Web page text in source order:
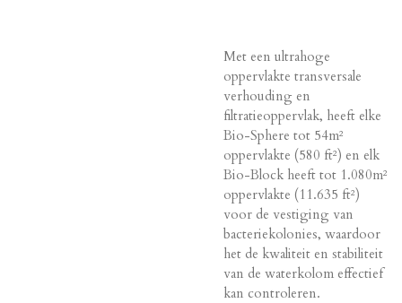
Met een ultrahoge
oppervlakte transversale
verhouding en
filtratieoppervlak, heeft elke
Bio-Sphere tot 54m²
oppervlakte (580 ft²) en elk
Bio-Block heeft tot 1.080m²
oppervlakte (11.635 ft²)
voor de vestiging van
bacteriekolonies, waardoor
het de kwaliteit en stabiliteit
van de waterkolom effectief
kan controleren.